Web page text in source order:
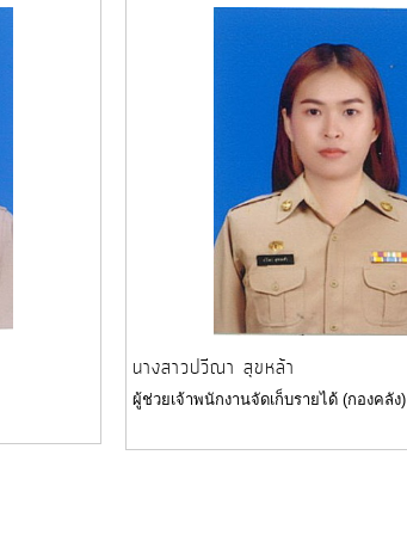
นางสาวปวีณา สุขหล้า
ผู้ช่วยเจ้าพนักงานจัดเก็บรายได้ (กองคลัง)